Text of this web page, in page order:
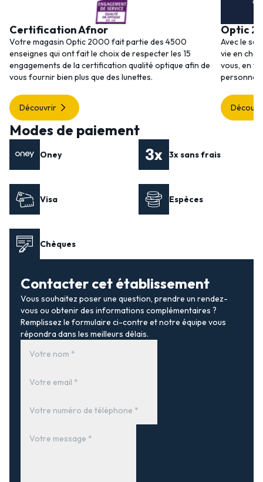
Certification Afnor
Votre magasin Optic 2000 fait partie des 4500
enseignes qui ont fait le choix de respecter les 15
engagements de la certification qualité optique afin de
vous fournir bien plus que des lunettes.
Découvrir
Optic
Avec le
vie en
vous, en
Modes de paiement
Oney 3x sans frais
Visa Espèces
Chèques
Contacter cet établissement
Vous souhaitez poser une question, prendre un rendez-
vous ou obtenir des informations complémentaires ?
Remplissez le formulaire ci-contre et notre équipe vous
répondra dans les meilleurs délais.